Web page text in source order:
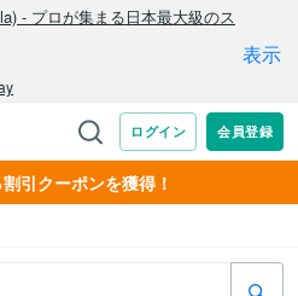
引クーポンを獲得！